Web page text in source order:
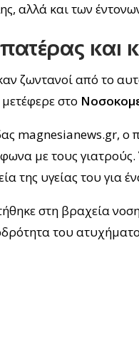
αλλά και των
και
ζωντανοί από το
στο
magnesianews.gr, ο
με τους
της υγείας του για
στη βραχεία
του